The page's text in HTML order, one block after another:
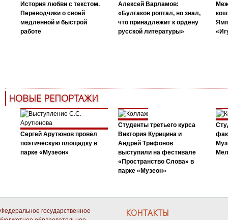
История любви с текстом.
Переводчики о своей
медленной и быстрой
работе
Алексей Варламов:
«Булгаков роптал, но знал,
что принадлежит к ордену
русской литературы»
НОВЫЕ РЕПОРТАЖИ
Сергей Арутюнов провёл
поэтическую площадку в
парке «Музеон»
Студенты третьего курса
Виктория Курицина и
Андрей Трифонов
выступили на фестивале
«Пространство Слова» в
парке «Музеон»
Федеральное государственное
КОНТАКТЫ